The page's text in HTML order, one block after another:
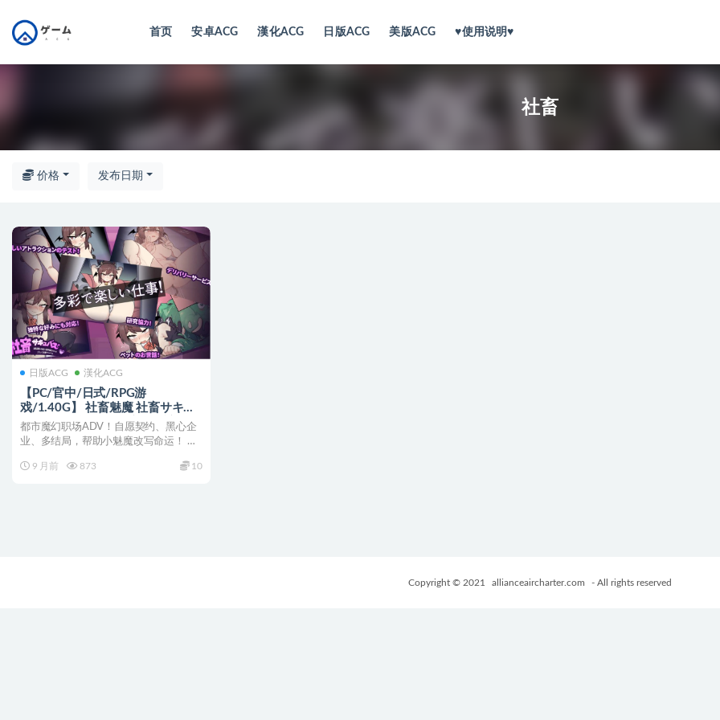
首页 安卓ACG 漢化ACG 日版ACG 美版ACG ♥使用说明♥
社畜
价格 发布日期
日版ACG 漢化ACG
【PC/官中/日式/RPG游
戏/1.40G】 社畜魅魔 社畜サキュ
バス ～消耗品扱いの新人淫魔咲姫
官中步兵版+全回想存档+日式RPG
都市魔幻职场ADV！自愿契约、黑心企
业、多结局，帮助小魅魔改写命运！ 社
9 月前
873 10
Copyright © 2021 allianceaircharter.com - All rights reserved